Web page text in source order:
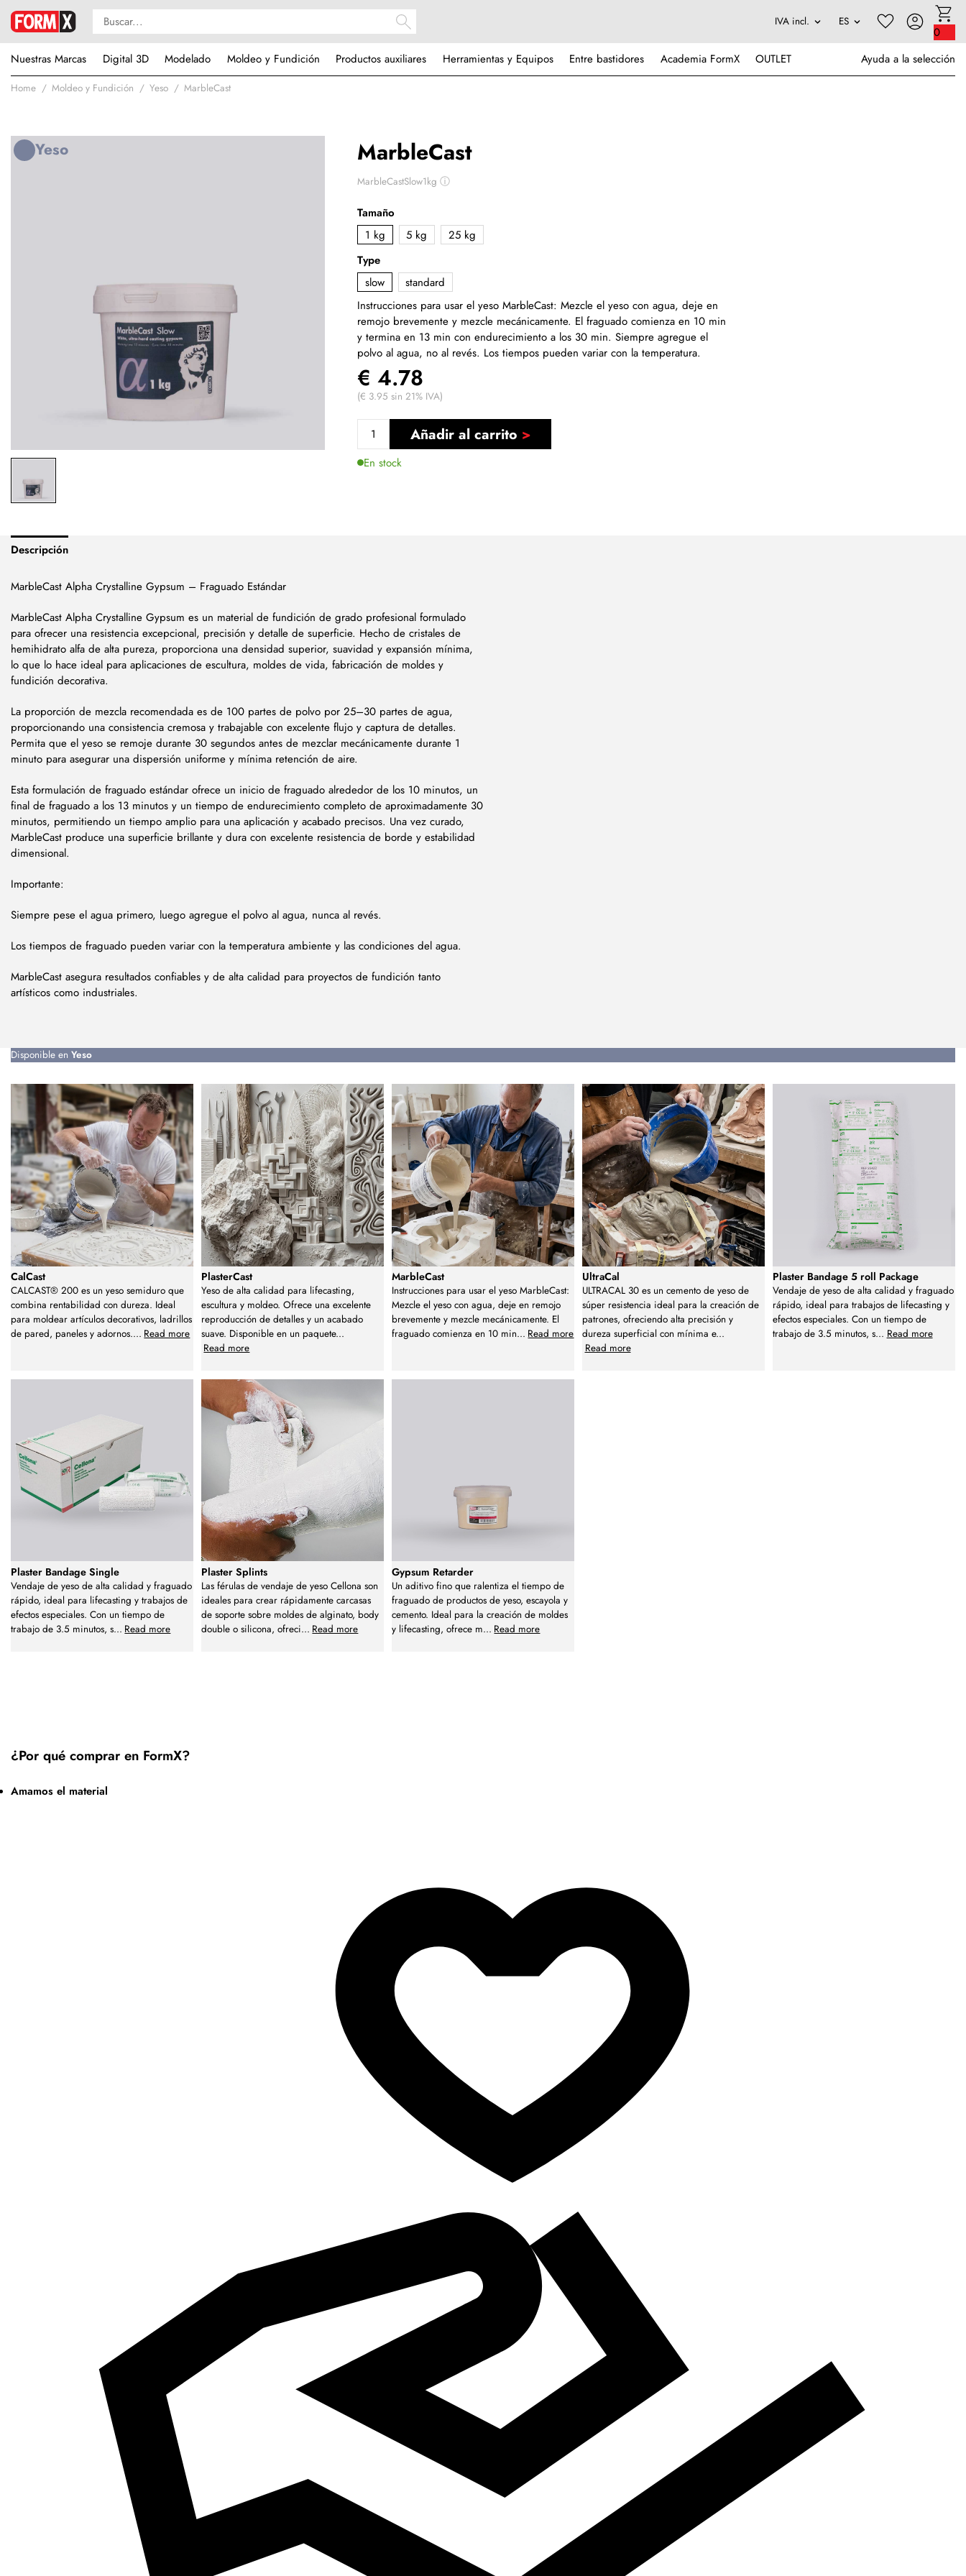
0
Nuestras Marcas
Digital 3D Modelado Moldeo y Fundición Productos auxiliares Herramientas y Equipos Entre bastidores Academia FormX OUTLET Ayuda a la selección
Home Moldeo y Fundición Yeso MarbleCast
MarbleCast
MarbleCastSlow1kgⓘ
Yeso
Tamaño
1 kg
5 kg
25 kg
Type
slow
standard
Instrucciones para usar el yeso MarbleCast: Mezcle el yeso con agua, deje en
remojo brevemente y mezcle mecánicamente. El fraguado comienza en 10 min
y termina en 13 min con endurecimiento a los 30 min. Siempre agregue el
polvo al agua, no al revés. Los tiempos pueden variar con la temperatura.
€ 4.78
(€ 3.95 sin 21% IVA)
Añadir al carrito
En stock
Descripción
MarbleCast Alpha Crystalline Gypsum – Fraguado Estándar
MarbleCast Alpha Crystalline Gypsum es un material de fundición de grado profesional formulado
para ofrecer una resistencia excepcional, precisión y detalle de superficie. Hecho de cristales de
hemihidrato alfa de alta pureza, proporciona una densidad superior, suavidad y expansión mínima,
lo que lo hace ideal para aplicaciones de escultura, moldes de vida, fabricación de moldes y
fundición decorativa.
La proporción de mezcla recomendada es de 100 partes de polvo por 25–30 partes de agua,
proporcionando una consistencia cremosa y trabajable con excelente flujo y captura de detalles.
Permita que el yeso se remoje durante 30 segundos antes de mezclar mecánicamente durante 1
minuto para asegurar una dispersión uniforme y mínima retención de aire.
Esta formulación de fraguado estándar ofrece un inicio de fraguado alrededor de los 10 minutos, un
final de fraguado a los 13 minutos y un tiempo de endurecimiento completo de aproximadamente 30
minutos, permitiendo un tiempo amplio para una aplicación y acabado precisos. Una vez curado,
MarbleCast produce una superficie brillante y dura con excelente resistencia de borde y estabilidad
dimensional.
Importante:
Siempre pese el agua primero, luego agregue el polvo al agua, nunca al revés.
Los tiempos de fraguado pueden variar con la temperatura ambiente y las condiciones del agua.
MarbleCast asegura resultados confiables y de alta calidad para proyectos de fundición tanto
artísticos como industriales.
Disponible en Yeso
CalCast
CALCAST® 200 es un yeso semiduro que
combina rentabilidad con dureza. Ideal
para moldear artículos decorativos, ladrillos
de pared, paneles y adornos.... Read more
PlasterCast
Yeso de alta calidad para lifecasting,
escultura y moldeo. Ofrece una excelente
reproducción de detalles y un acabado
suave. Disponible en un paquete...
Read more
MarbleCast
Instrucciones para usar el yeso MarbleCast:
Mezcle el yeso con agua, deje en remojo
brevemente y mezcle mecánicamente. El
fraguado comienza en 10 min... Read more
UltraCal
ULTRACAL 30 es un cemento de yeso de
súper resistencia ideal para la creación de
patrones, ofreciendo alta precisión y
dureza superficial con mínima e...
Read more
Plaster Bandage 5 roll Package
Vendaje de yeso de alta calidad y fraguado
rápido, ideal para trabajos de lifecasting y
efectos especiales. Con un tiempo de
trabajo de 3.5 minutos, s... Read more
Plaster Bandage Single
Vendaje de yeso de alta calidad y fraguado
rápido, ideal para lifecasting y trabajos de
efectos especiales. Con un tiempo de
trabajo de 3.5 minutos, s... Read more
Plaster Splints
Las férulas de vendaje de yeso Cellona son
ideales para crear rápidamente carcasas
de soporte sobre moldes de alginato, body
double o silicona, ofreci... Read more
Gypsum Retarder
Un aditivo fino que ralentiza el tiempo de
fraguado de productos de yeso, escayola y
cemento. Ideal para la creación de moldes
y lifecasting, ofrece m... Read more
¿Por qué comprar en FormX?
Amamos el material